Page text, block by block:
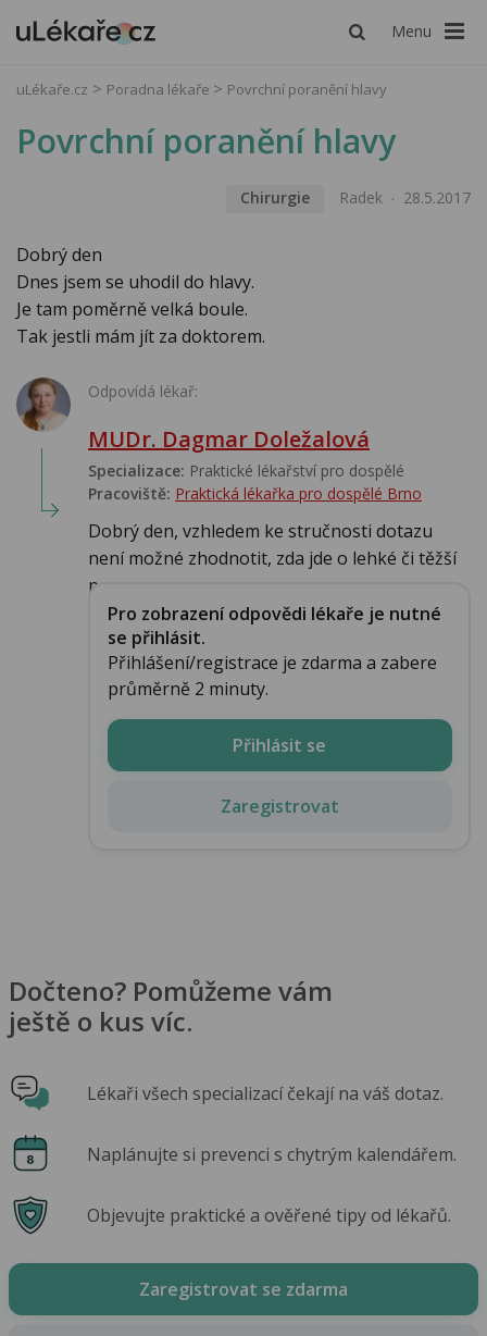
Menu
uLékaře.cz Poradna lékaře Povrchní poranění hlavy
Povrchní poranění hlavy
Chirurgie Radek 28.5.2017
Dobrý den
Dnes jsem se uhodil do hlavy.
Je tam poměrně velká boule.
Tak jestli mám jít za doktorem.
Odpovídá lékař:
MUDr. Dagmar Doležalová
Specializace: Praktické lékařství pro dospělé
Pracoviště: Praktická lékařka pro dospělé Brno
Dobrý den, vzhledem ke stručnosti dotazu
není možné zhodnotit, zda jde o lehké či těžší
p...
Pro zobrazení odpovědi lékaře je nutné
se přihlásit.
Přihlášení/registrace je zdarma a zabere
průměrně 2 minuty.
Přihlásit se
Zaregistrovat
Dočteno? Pomůžeme vám
ještě o kus víc.
Lékaři všech specializací čekají na váš dotaz.
Naplánujte si prevenci s chytrým kalendářem.
Objevujte praktické a ověřené tipy od lékařů.
Zaregistrovat se zdarma